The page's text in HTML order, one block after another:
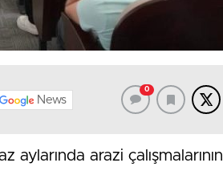
News
0
arazi çalışmalarının